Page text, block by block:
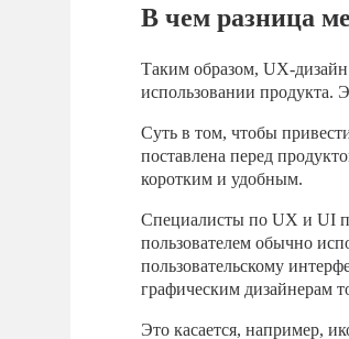
В чем разница
Таким образом, UX-
использовании продукта.
Суть в том, чтобы
поставлена перед
коротким и удобным.
Специалисты по UX и UI
пользователем обычно
пользовательскому
графическим дизайнерам
Это касается, например,